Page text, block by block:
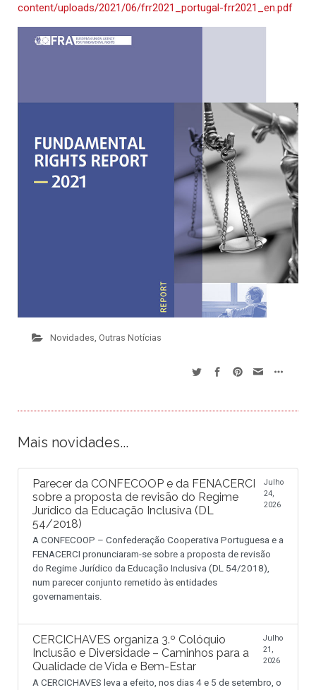
content/uploads/2021/06/frr2021_portugal-frr2021_en.pdf
Novidades Outras Notícias
Mais novidades...
Parecer da CONFECOOP e da FENACERCI
sobre a proposta de revisão do Regime
Jurídico da Educação Inclusiva (DL
54/2018)
Julho
24,
2026
A CONFECOOP – Confederação Cooperativa Portuguesa e a
FENACERCI pronunciaram-se sobre a proposta de revisão
do Regime Jurídico da Educação Inclusiva (DL 54/2018),
num parecer conjunto remetido às entidades
governamentais.
CERCICHAVES organiza 3.º Colóquio
Inclusão e Diversidade – Caminhos para a
Qualidade de Vida e Bem-Estar
Julho
21,
2026
A CERCICHAVES leva a efeito, nos dias 4 e 5 de setembro, o